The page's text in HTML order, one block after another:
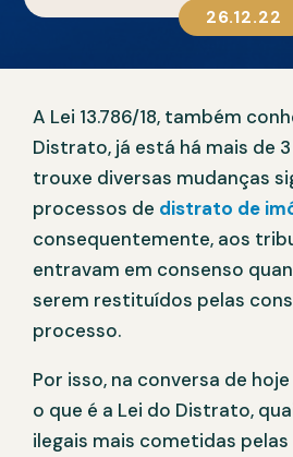
26.12.22
A Lei 13.786/18, também
Distrato, já está há mais de
trouxe diversas mudanças
processos de distrato de
consequentemente, aos
entravam em consenso
serem restituídos pelas
processo.
Por isso, na conversa de
o que é a Lei do Distrato,
ilegais mais cometidas